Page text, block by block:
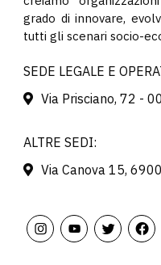
grado di innovare,
tutti gli scenari socio-
SEDE LEGALE E
Via Prisciano, 72 -
ALTRE SEDI:
Via Canova 15,